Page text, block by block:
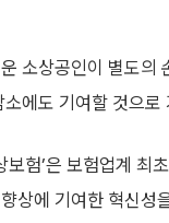
소상공인이 별도
에도 기여할 것으
보험’은 보험업계 최
상에 기여한 혁신성